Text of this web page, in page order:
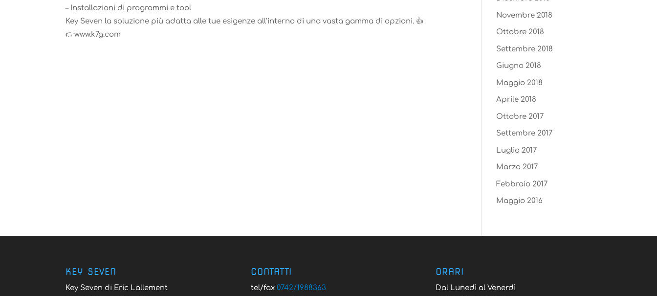
– Installazioni di programmi e tool
Key Seven la soluzione più adatta alle tue esigenze all’interno di una vasta gamma di opzioni. 👍
👉www.k7g.com
Novembre 2018
Ottobre 2018
Settembre 2018
Giugno 2018
Maggio 2018
Aprile 2018
Ottobre 2017
Settembre 2017
Luglio 2017
Marzo 2017
Febbraio 2017
Maggio 2016
KEY SEVEN
Key Seven di Eric Lallement
CONTATTI
tel/fax 0742/1988363
ORARI
Dal Lunedì al Venerdì